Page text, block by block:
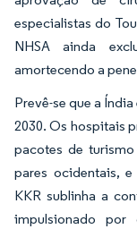
especialistas do
NHSA ainda
amortecendo a
Prevê-se que a
2030. Os hospitais
pacotes de
pares ocidentais,
KKR sublinha a
impulsionado por